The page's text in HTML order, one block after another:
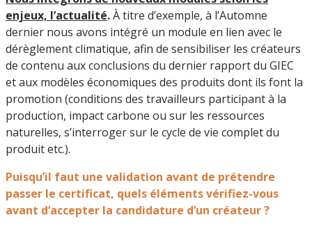
enjeux, l’actualité.À titre d’exemple, à l’Automne
dernier nous avons intégré un module en lien avec le
dérèglement climatique, afin de sensibiliser les créateurs
de contenu aux conclusions du dernier rapport du GIEC
et aux modèles économiques des produits dont ils font la
promotion (conditions des travailleurs participant à la
production, impact carbone ou sur les ressources
naturelles, s’interroger sur le cycle de vie complet du
produit etc.).
Puisqu’il faut une validation avant de prétendre
passer le certificat, quels éléments vérifiez-vous
avant d’accepter la candidature d’un créateur ?